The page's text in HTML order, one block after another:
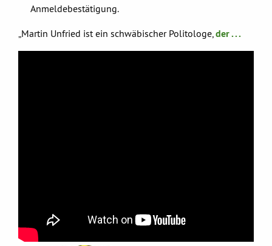
Anmeldebestätigung.
„Martin Unfried ist ein schwäbischer Politologe,der . . .